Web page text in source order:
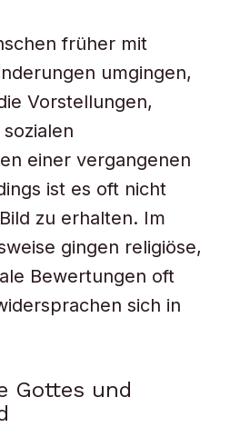
früher mit
umgingen,
Vorstellungen,
einer vergangenen
ist es oft nicht
zu erhalten. Im
gingen religiöse,
Bewertungen oft
sich in
Gottes und